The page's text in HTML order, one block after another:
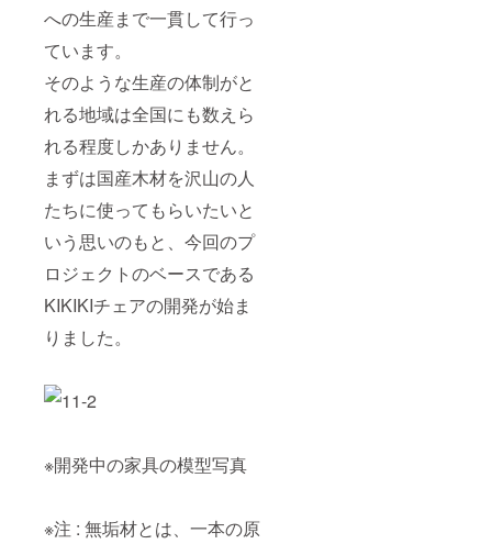
への生産まで一貫して行っ
ています。
そのような生産の体制がと
れる地域は全国にも数えら
れる程度しかありません。
まずは国産木材を沢山の人
たちに使ってもらいたいと
いう思いのもと、今回のプ
ロジェクトのベースである
KIKIKIチェアの開発が始ま
りました。
※開発中の家具の模型写真
※注 : 無垢材とは、一本の原